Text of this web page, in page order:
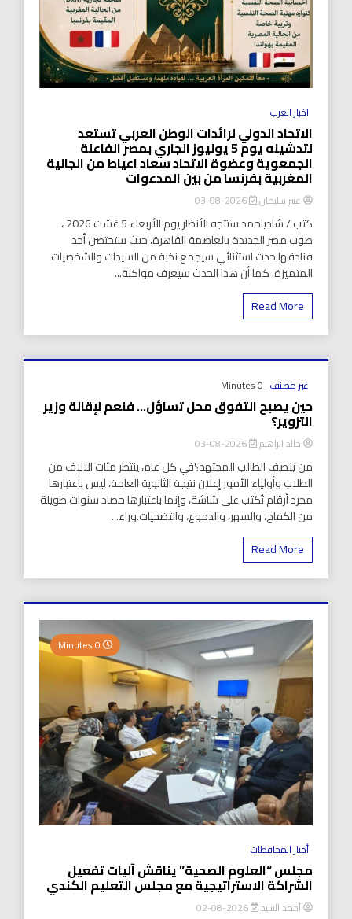
اخبار العرب
الاتحاد الدولي لرائدات الوطن العربي تستعد
لتدشينه يوم 5 يوليوز الجاري بمصر الفاعلة
الجمعوية وعضوة الاتحاد سعاد اعياط من الجالية
المغربية بفرنسا من بين المدعوات
عبير سليمان 2026-08-03
كتب / شادياحمد ستتجه الأنظار يوم الأربعاء 5 غشت 2026 ،
صوب مصر الجديدة بالعاصمة القاهرة، حيث ستحتضن أحد
فنادقها حدث استثنائي سيجمع نخبة من السيدات والشخصيات
المتميزة، كما أن هذا الحدث سيعرف مواكبة...
Read More
غير مصنف-0 Minutes
حين يصبح التفوق محل تساؤل… فنعم لإقالة وزير
التزوير؟
خالد ابراهيم 2026-08-03
من ينصف الطالب المجتهد؟في كل عام، ينتظر مئات الآلاف من
الطلاب وأولياء الأمور إعلان نتيجة الثانوية العامة، ليس باعتبارها
مجرد أرقام تُكتب على شاشة، وإنما باعتبارها حصاد سنوات طويلة
من الكفاح، والسهر، والدموع، والتضحيات.وراء...
Read More
أخبار المحافظات
مجلس “العلوم الصحية” يناقش آليات تفعيل
الشراكة الاستراتيجية مع مجلس التعليم الكندي
أحمد السيد 2026-08-02